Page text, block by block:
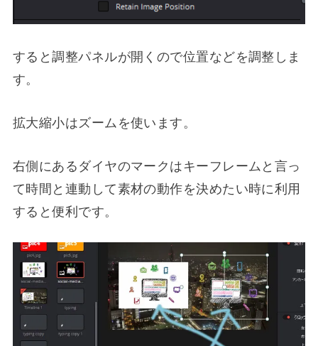
すると調整パネルが開くので位置などを調整しま
す。
拡大縮小はズームを使います。
右側にあるダイヤのマークはキーフレームと言っ
て時間と連動して素材の動作を決めたい時に利用
すると便利です。